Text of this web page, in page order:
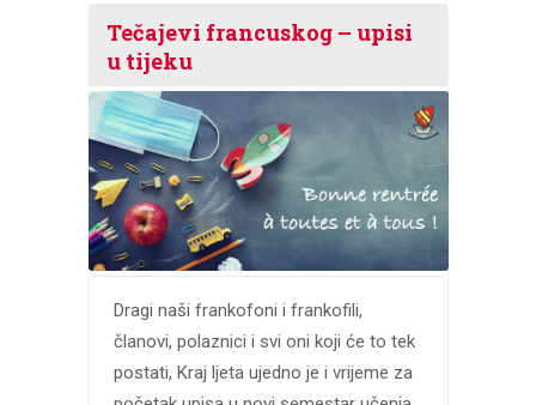
Tečajevi francuskog – upisi
u tijeku
Dragi naši frankofoni i frankofili,
članovi, polaznici i svi oni koji će to tek
postati, Kraj ljeta ujedno je i vrijeme za